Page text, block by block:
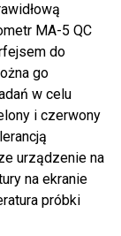
MA-5 QC
do
go
w celu
i czerwony
urządzenie na
na ekranie
próbki